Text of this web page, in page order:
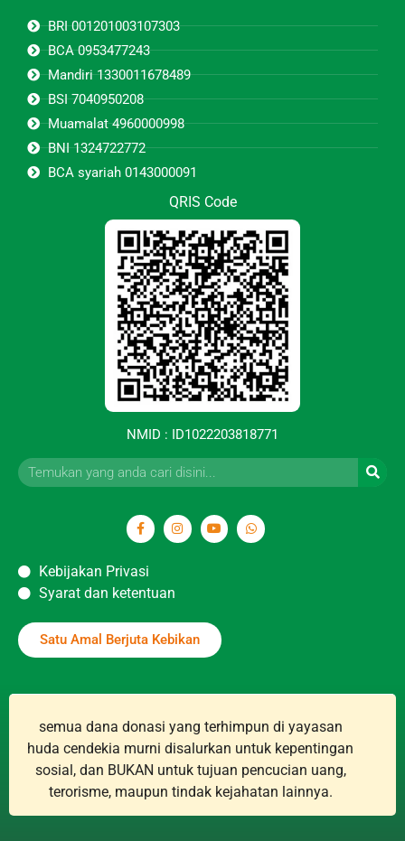
BRI 001201003107303
BCA 0953477243
Mandiri 1330011678489
BSI 7040950208
Muamalat 4960000998
BNI 1324722772
BCA syariah 0143000091
QRIS Code
NMID : ID1022203818771
Kebijakan Privasi
Syarat dan ketentuan
Satu Amal Berjuta Kebikan
semua dana donasi yang terhimpun di yayasan
huda cendekia murni disalurkan untuk kepentingan
sosial, dan BUKAN untuk tujuan pencucian uang,
terorisme, maupun tindak kejahatan lainnya.